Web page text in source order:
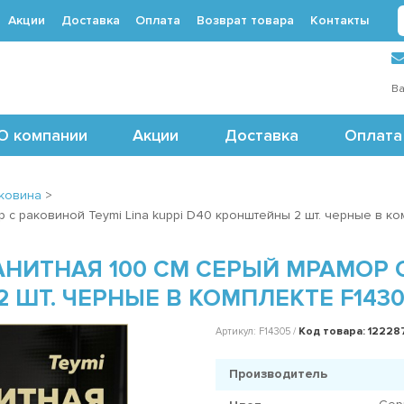
(495) 488-71-24
компании Акции Доставка Оплата
Акции Доставка Оплата Возврат товара Контакты
>
раковиной Teymi Lina kuppi D40 кронштейны 2 шт. черные в
100 СМ СЕРЫЙ МРАМОР С
ШТ. ЧЕРНЫЕ В КОМПЛЕКТЕ
Артикул: F14305 / Код товара:
Производитель